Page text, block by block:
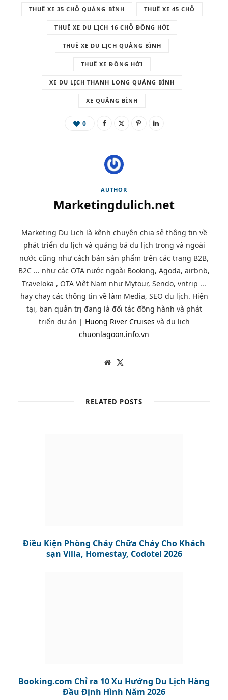
THUÊ XE 35 CHỖ QUẢNG BÌNH THUÊ XE 45 CHỖ
THUÊ XE DU LỊCH 16 CHỖ ĐỒNG HỚI
THUÊ XE DU LỊCH QUẢNG BÌNH
THUÊ XE ĐỒNG HỚI
XE DU LỊCH THANH LONG QUẢNG BÌNH
XE QUẢNG BÌNH
0
AUTHOR
Marketingdulich.net
Marketing Du Lịch là kênh chuyên chia sẻ thông tin về
phát triển du lịch và quảng bá du lịch trong và ngoài
nước cũng như cách bán sản phẩm trên các trang B2B,
B2C ... như các OTA nước ngoài Booking, Agoda, airbnb,
Traveloka , OTA Việt Nam như Mytour, Sendo, vntrip ...
hay chay các thông tin về làm Media, SEO du lịch. Hiện
tại, ban quản trị đang là đối tác đồng hành và phát
triển dự án | Huong River Cruises và du lịch
chuonlagoon.info.vn
W
t
e
e
r
RELATED POSTS
Điều Kiện Phòng Cháy Chữa Cháy Cho Khách
sạn Villa, Homestay, Codotel 2026
Booking.com Chỉ ra 10 Xu Hướng Du Lịch Hàng
Đầu Định Hình Năm 2026